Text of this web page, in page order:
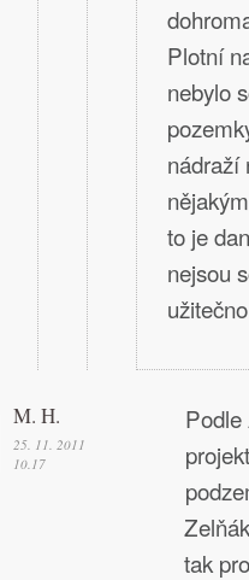
Plotní
nebylo
nádraží
to je
nejsou
M. H.
25. 11. 2011
10.17
Podle
tak